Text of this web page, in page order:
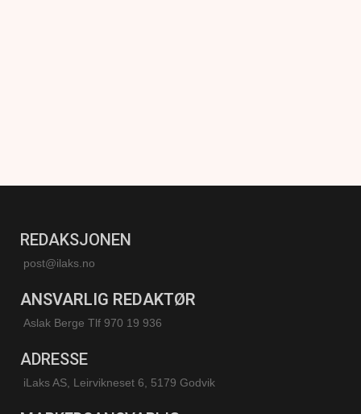
REDAKSJONEN
post@ilaks.no
ANSVARLIG REDAKTØR
Aslak Berge Tlf 970 19 936
ADRESSE
iLaks AS, Leirvikneset 6, 5179 Godvik